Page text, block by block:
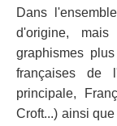
Dans
d'origine,
graphismes
françaises de
principale,
Croft...) ainsi